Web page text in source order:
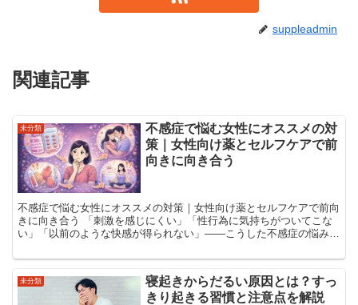
suppleadmin
関連記事
未分類
不感症で悩む女性にオススメの対
策｜女性向け薬とセルフケアで前
向きに向き合う
不感症で悩む女性にオススメの対策｜女性向け薬とセルフケアで前向
きに向き合う 「刺激を感じにくい」「性行為に気持ちがついてこな
い」「以前のような快感が得られない」――こうした不感症の悩み
未分類
寝起きからだるい原因とは？すっ
きり起きる習慣と注意点を解説